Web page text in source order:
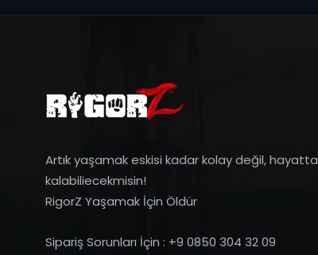
Artık yaşamak eskisi kadar kolay değil, hayatta
kalabiliecekmisin!
RigorZ Yaşamak İçin Öldür
Sipariş Sorunları İçin : +9 0850 304 32 09